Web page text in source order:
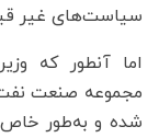
سیاست‌های غیر
اما آنطور که
مجموعه صنعت
شده و به‌طور خاص